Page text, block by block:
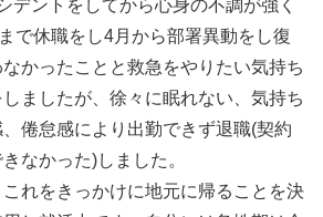
デントをしてから心身の不調が強く
で休職をし4月から部署異動をし復
かったことと救急をやりたい気持ち
ましたが、徐々に眠れない、気持ち
倦怠感により出勤できず退職(契約
なかった)しました。
れをきっかけに地元に帰ることを決